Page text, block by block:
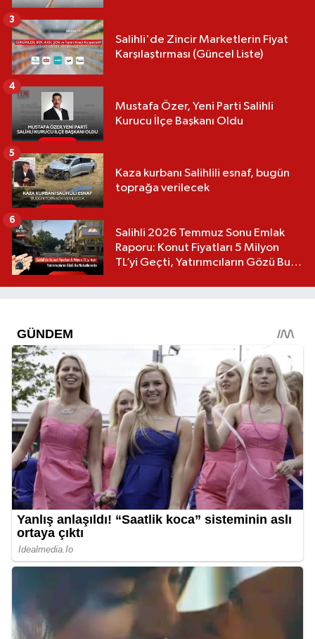
Salihli'de Zincir Marketlerin Fiyat
Karşılaştırması (Güncel Liste)
3
Mustafa Özer, Yeni Parti Salihli
Kurucu İlçe Başkanı Oldu
4
Kaza kurbanı Salihlili esnaf, bugün
toprağa verilecek
5
Salihli 2026 Temmuz Sonu Emlak
Raporu: Konut Fiyatları 5 Milyon
TL’yi Geçti, Yatırımcıların Gözü Bu
6